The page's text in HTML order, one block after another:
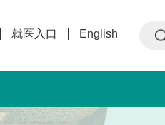
就医入口 English